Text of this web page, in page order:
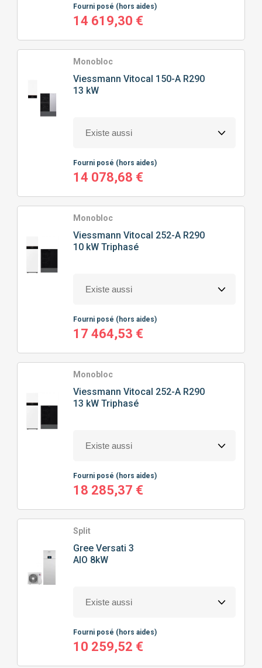
Fourni posé (hors aides)
14 619,30 €
Monobloc
Viessmann Vitocal 150-A R290
13 kW
Fourni posé (hors aides)
14 078,68 €
Monobloc
Viessmann Vitocal 252-A R290
10 kW Triphasé
Fourni posé (hors aides)
17 464,53 €
Monobloc
Viessmann Vitocal 252-A R290
13 kW Triphasé
Fourni posé (hors aides)
18 285,37 €
Split
Gree Versati 3
AIO 8kW
Fourni posé (hors aides)
10 259,52 €